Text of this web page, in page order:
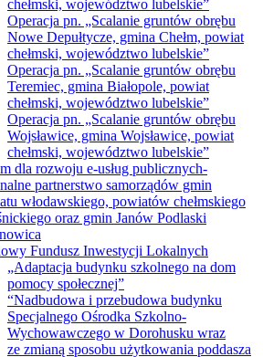
chełmski, województwo lubelskie”
Operacja pn. „Scalanie gruntów obrębu
Nowe Depułtycze, gmina Chełm, powiat
chełmski, województwo lubelskie”
Operacja pn. „Scalanie gruntów obrębu
Teremiec, gmina Białopole, powiat
chełmski, województwo lubelskie”
Operacja pn. „Scalanie gruntów obrębu
Wojsławice, gmina Wojsławice, powiat
chełmski, województwo lubelskie”
dla rozwoju e-usług publicznych-
partnerstwo samorządów gmin
włodawskiego, powiatów chełmskiego
oraz gmin Janów Podlaski
Fundusz Inwestycji Lokalnych
„Adaptacja budynku szkolnego na dom
pomocy społecznej”
“Nadbudowa i przebudowa budynku
Specjalnego Ośrodka Szkolno-
Wychowawczego w Dorohusku wraz
ze zmianą sposobu użytkowania poddasza